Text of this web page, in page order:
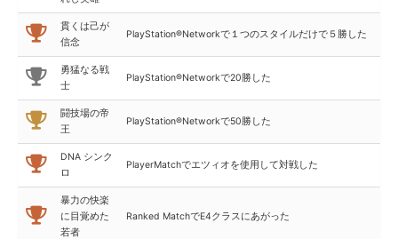
貫くは己が
信念
PlayStation®Networkで１つのスタイルだけで５勝した
勇猛なる戦
士
PlayStation®Networkで20勝した
闘技場の帝
王
PlayStation®Networkで50勝した
DNA シンク
ロ
PlayerMatchでエツィオを使用して対戦した
暴力の快楽
に目覚めた
若者
Ranked MatchでE4クラスにあがった